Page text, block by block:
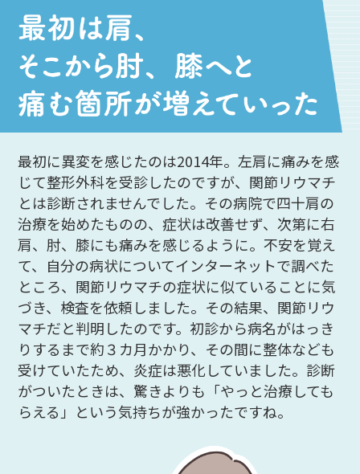
最初に異変を感じたのは2014年。左肩に痛みを感
じて整形外科を受診したのですが、関節リウマチ
とは診断されませんでした。その病院で四十肩の
治療を始めたものの、症状は改善せず、次第に右
肩、肘、膝にも痛みを感じるように。不安を覚え
て、自分の病状についてインターネットで調べた
ところ、関節リウマチの症状に似ていることに気
づき、検査を依頼しました。その結果、関節リウ
マチだと判明したのです。初診から病名がはっき
りするまで約３カ月かかり、その間に整体なども
受けていたため、炎症は悪化していました。診断
がついたときは、驚きよりも「やっと治療しても
らえる」という気持ちが強かったですね。